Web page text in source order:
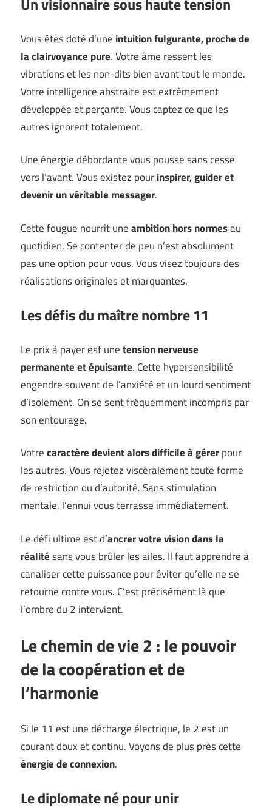
Un visionnaire sous haute tension
Vous êtes doté d’une intuition fulgurante, proche de
la clairvoyance pure. Votre âme ressent les
vibrations et les non-dits bien avant tout le monde.
Votre intelligence abstraite est extrêmement
développée et perçante. Vous captez ce que les
autres ignorent totalement.
Une énergie débordante vous pousse sans cesse
vers l’avant. Vous existez pourinspirer, guider et
devenir un véritable messager.
Cette fougue nourrit uneambition hors normesau
quotidien. Se contenter de peu n’est absolument
pas une option pour vous. Vous visez toujours des
réalisations originales et marquantes.
Les défis du maître nombre 11
Le prix à payer est unetension nerveuse
permanente et épuisante. Cette hypersensibilité
engendre souvent de l’anxiété et un lourd sentiment
d’isolement. On se sent fréquemment incompris par
son entourage.
Votrecaractère devient alors difficile à gérerpour
les autres. Vous rejetez viscéralement toute forme
de restriction ou d’autorité. Sans stimulation
mentale, l’ennui vous terrasse immédiatement.
Le défi ultime est d’ancrer votre vision dans la
réalitésans vous brûler les ailes. Il faut apprendre à
canaliser cette puissance pour éviter qu’elle ne se
retourne contre vous. C’est précisément là que
l’ombre du 2 intervient.
Le chemin de vie 2 : le pouvoir
de la coopération et de
l’harmonie
Si le 11 est une décharge électrique, le 2 est un
courant doux et continu. Voyons de plus près cette
énergie de connexion.
Le diplomate né pour unir